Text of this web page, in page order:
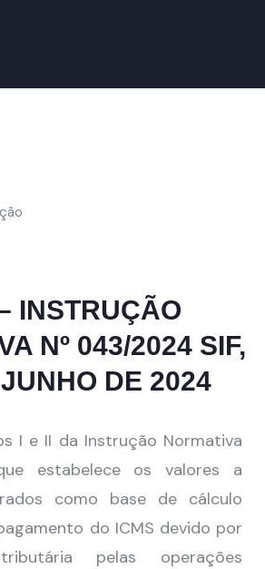
INSTRUÇÃO
Nº 043/2024 SIF,
DE 2024
I e II da Instrução Normativa
que estabelece os valores a
como base de cálculo
do ICMS devido por
pelas operações